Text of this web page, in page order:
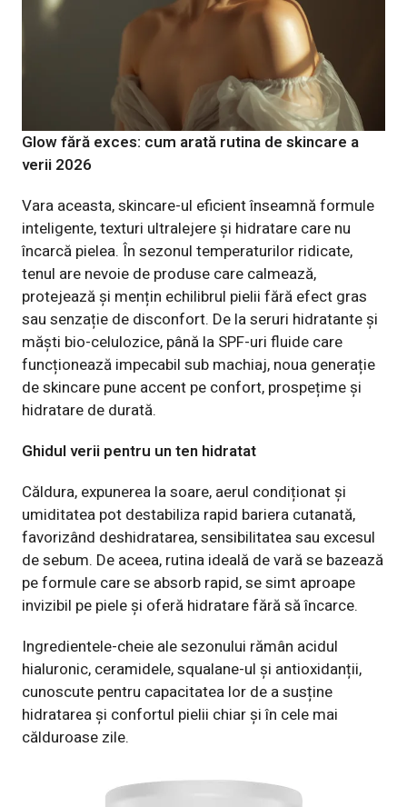
Glow fără exces: cum arată rutina de skincare a
verii 2026
Vara aceasta, skincare-ul eficient înseamnă formule
inteligente, texturi ultralejere și hidratare care nu
încarcă pielea. În sezonul temperaturilor ridicate,
tenul are nevoie de produse care calmează,
protejează și mențin echilibrul pielii fără efect gras
sau senzație de disconfort. De la seruri hidratante și
măști bio-celulozice, până la SPF-uri fluide care
funcționează impecabil sub machiaj, noua generație
de skincare pune accent pe confort, prospețime și
hidratare de durată.
Ghidul verii pentru un ten hidratat
Căldura, expunerea la soare, aerul condiționat și
umiditatea pot destabiliza rapid bariera cutanată,
favorizând deshidratarea, sensibilitatea sau excesul
de sebum. De aceea, rutina ideală de vară se bazează
pe formule care se absorb rapid, se simt aproape
invizibil pe piele și oferă hidratare fără să încarce.
Ingredientele-cheie ale sezonului rămân acidul
hialuronic, ceramidele, squalane-ul și antioxidanții,
cunoscute pentru capacitatea lor de a susține
hidratarea și confortul pielii chiar și în cele mai
călduroase zile.